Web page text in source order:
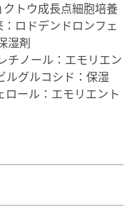
トウ成長点細胞培養
ロドデンドロンフェ
湿剤
チノール：エモリエン
ルグルコシド：保湿
ロール：エモリエント